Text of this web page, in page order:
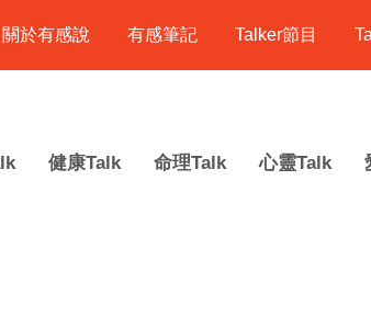
關於有感說 有感筆記 Talker節目
健康Talk 命理Talk 心靈Talk